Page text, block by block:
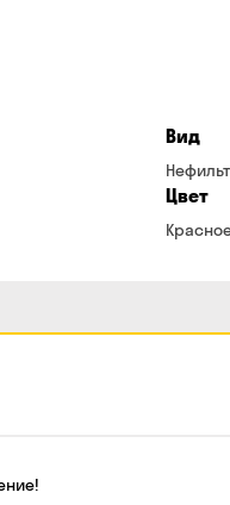
Вид
Цвет